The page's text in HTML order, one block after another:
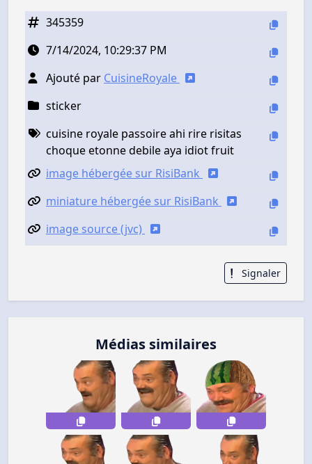
345359
7/14/2024, 10:29:37 PM
Ajouté par CuisineRoyale
sticker
cuisine royale passoire ahi rire risitas
choque etonne debile aya idiot fruit
image hébergée sur RisiBank
miniature hébergée sur RisiBank
image source (jvc)
Signaler
Médias similaires